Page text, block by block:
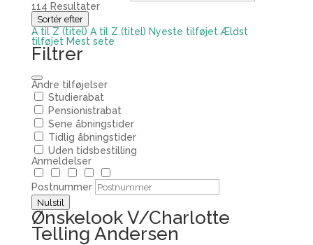
114 Resultater
Sortér efter
A til Z (titel) A til Z (titel) Nyeste tilføjet Ældst
tilføjet Mest sete
Filtrer
Andre tilføjelser
Studierabat
Pensionistrabat
Sene åbningstider
Tidlig åbningstider
Uden tidsbestilling
Anmeldelser
Postnummer
Nulstil
Ønskelook V/Charlotte
Telling Andersen